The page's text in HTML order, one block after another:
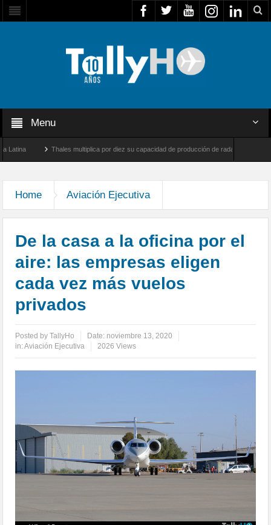
Menu
Thales multiplica por diez su capacidad de producción de radares en Brasil
Home Aviación Ejecutiva
De la casa a la oficina por el
aire: las empresas eligen
cada vez más vuelos
privados
Posted byTallyHo Date: noviembre 13, 2020
in:Aviación Ejecutiva 2026 Views